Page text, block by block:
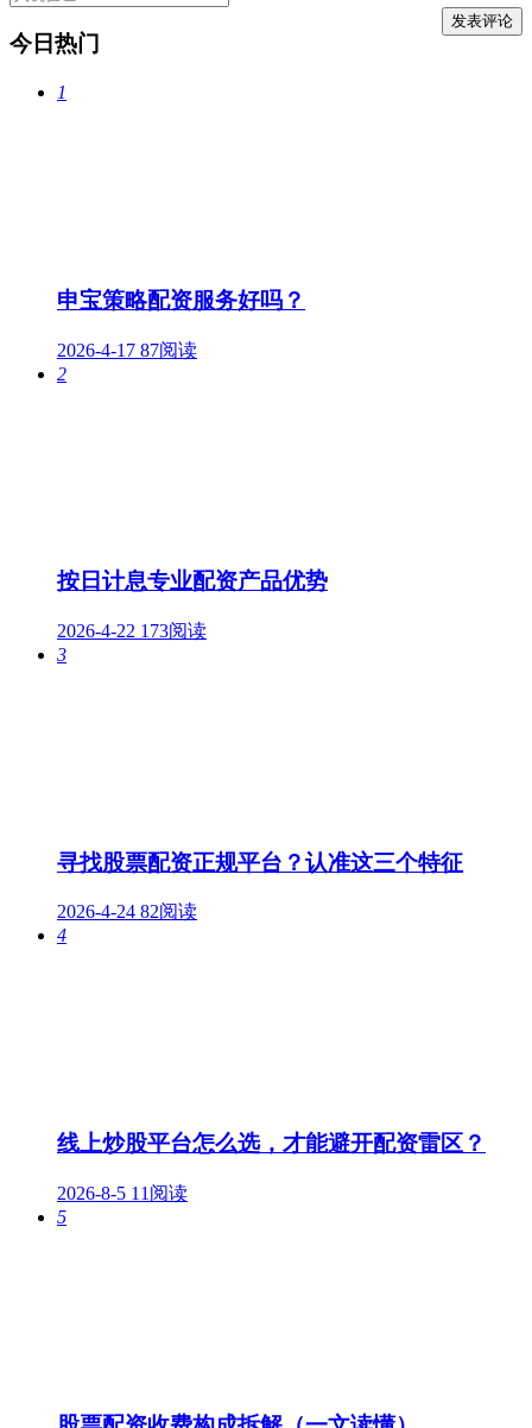
今日热门
1
申宝策略配资服务好吗？
2026-4-17 87阅读
2
按日计息专业配资产品优势
2026-4-22 173阅读
3
寻找股票配资正规平台？认准这三个特征
2026-4-24 82阅读
4
线上炒股平台怎么选，才能避开配资雷区？
2026-8-5 11阅读
5